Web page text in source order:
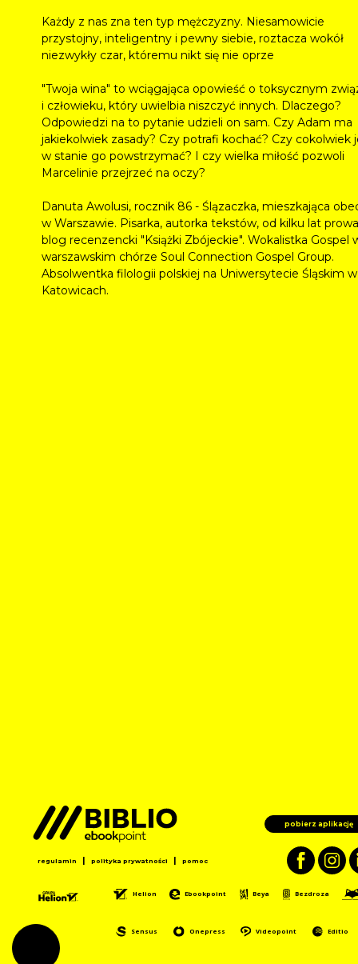
Każdy z nas zna ten typ mężczyzny. Niesamowicie
przystojny, inteligentny i pewny siebie, roztacza wokół
niezwykły czar, któremu nikt się nie oprze
"Twoja wina" to wciągająca opowieść o toksycznym
i człowieku, który uwielbia niszczyć innych. Dlaczego?
Odpowiedzi na to pytanie udzieli on sam. Czy Adam ma
jakiekolwiek zasady? Czy potrafi kochać? Czy cokolwiek
w stanie go powstrzymać? I czy wielka miłość pozwoli
Marcelinie przejrzeć na oczy?
Danuta Awolusi, rocznik 86 - Ślązaczka, mieszkająca
w Warszawie. Pisarka, autorka tekstów, od kilku lat
blog recenzencki "Książki Zbójeckie". Wokalistka Gospel
warszawskim chórze Soul Connection Gospel Group.
Absolwentka filologii polskiej na Uniwersytecie Śląskim w
Katowicach.
pobierz aplikację
regulamin | polityka prywatności | pomoc
Helion Ebookpoint Beya Bezdroza
Sensus Onepress Videopoint Editio